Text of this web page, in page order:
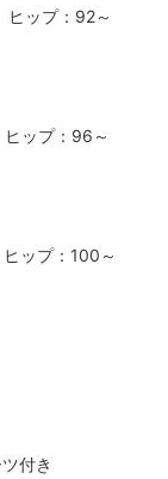
ップ：92～
ップ：96～
ップ：100～
ツ付き